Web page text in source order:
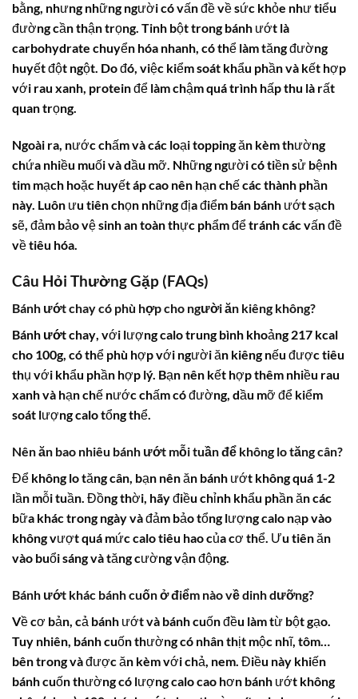
bằng, nhưng những người có vấn đề về sức khỏe như tiểu
đường cần thận trọng. Tinh bột trong bánh ướt là
carbohydrate chuyển hóa nhanh, có thể làm tăng đường
huyết đột ngột. Do đó, việc kiểm soát khẩu phần và kết hợp
với rau xanh, protein để làm chậm quá trình hấp thu là rất
quan trọng.
Ngoài ra, nước chấm và các loại topping ăn kèm thường
chứa nhiều muối và dầu mỡ. Những người có tiền sử bệnh
tim mạch hoặc huyết áp cao nên hạn chế các thành phần
này. Luôn ưu tiên chọn những địa điểm bán bánh ướt sạch
sẽ, đảm bảo vệ sinh an toàn thực phẩm để tránh các vấn đề
về tiêu hóa.
Câu Hỏi Thường Gặp (FAQs)
Bánh ướt chay có phù hợp cho người ăn kiêng không?
Bánh ướt chay, với lượng calo trung bình khoảng 217 kcal
cho 100g, có thể phù hợp với người ăn kiêng nếu được tiêu
thụ với khẩu phần hợp lý. Bạn nên kết hợp thêm nhiều rau
xanh và hạn chế nước chấm có đường, dầu mỡ để kiểm
soát lượng calo tổng thể.
Nên ăn bao nhiêu bánh ướt mỗi tuần để không lo tăng cân?
Để không lo tăng cân, bạn nên ăn bánh ướt không quá 1-2
lần mỗi tuần. Đồng thời, hãy điều chỉnh khẩu phần ăn các
bữa khác trong ngày và đảm bảo tổng lượng calo nạp vào
không vượt quá mức calo tiêu hao của cơ thể. Ưu tiên ăn
vào buổi sáng và tăng cường vận động.
Bánh ướt khác bánh cuốn ở điểm nào về dinh dưỡng?
Về cơ bản, cả bánh ướt và bánh cuốn đều làm từ bột gạo.
Tuy nhiên, bánh cuốn thường có nhân thịt mộc nhĩ, tôm…
bên trong và được ăn kèm với chả, nem. Điều này khiến
bánh cuốn thường có lượng calo cao hơn bánh ướt không